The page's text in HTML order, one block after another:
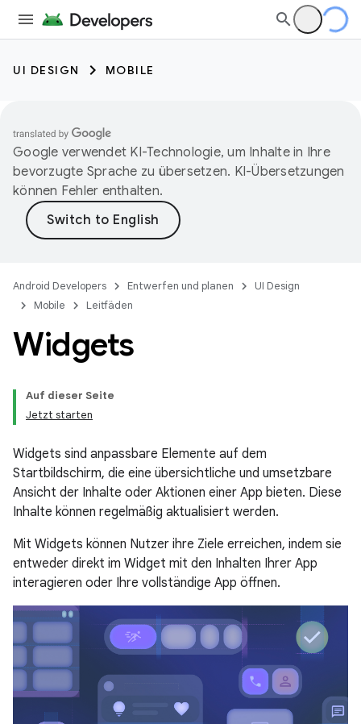
UI DESIGN MOBILE
Google verwendet KI-Technologie, um Inhalte in Ihre
bevorzugte Sprache zu übersetzen. KI-Übersetzungen
können Fehler enthalten.
Android Developers Entwerfen und planen
UI Design
Mobile
Leitfäden
Widgets
Auf dieser Seite
Jetzt starten
Widgets sind anpassbare Elemente auf dem
Startbildschirm, die eine übersichtliche und umsetzbare
Ansicht der Inhalte oder Aktionen einer App bieten. Diese
Inhalte können regelmäßig aktualisiert werden.
Mit Widgets können Nutzer ihre Ziele erreichen, indem sie
entweder direkt im Widget mit den Inhalten Ihrer App
interagieren oder Ihre vollständige App öffnen.